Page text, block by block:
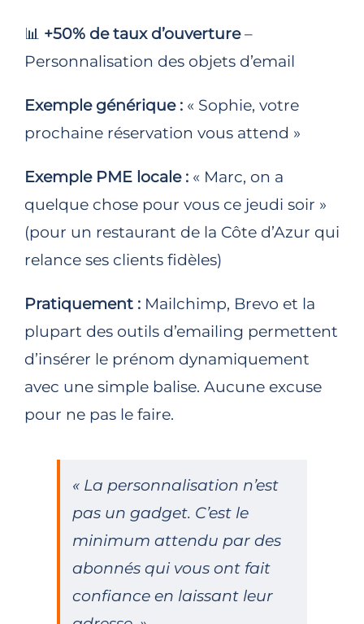
📊 +50% de taux d’ouverture–
Personnalisation des objets d’email
Exemple générique :« Sophie, votre
prochaine réservation vous attend »
Exemple PME locale :« Marc, on a
quelque chose pour vous ce jeudi soir »
(pour un restaurant de la Côte d’Azur qui
relance ses clients fidèles)
Pratiquement :Mailchimp, Brevo et la
plupart des outils d’emailing permettent
d’insérer le prénom dynamiquement
avec une simple balise. Aucune excuse
pour ne pas le faire.
« La personnalisation n’est
pas un gadget. C’est le
minimum attendu par des
abonnés qui vous ont fait
confiance en laissant leur